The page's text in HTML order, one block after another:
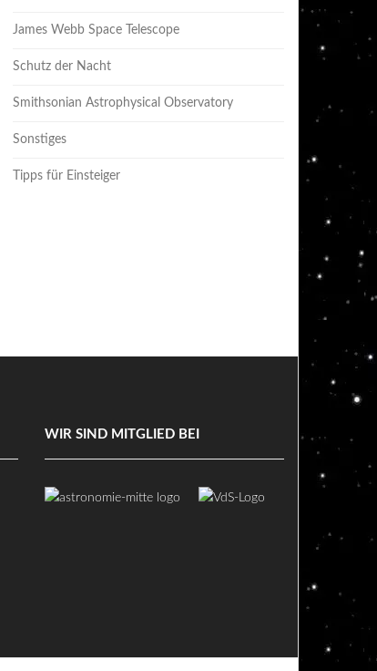
James Webb Space Telescope
Schutz der Nacht
Smithsonian Astrophysical Observatory
Sonstiges
Tipps für Einsteiger
WIR SIND MITGLIED BEI